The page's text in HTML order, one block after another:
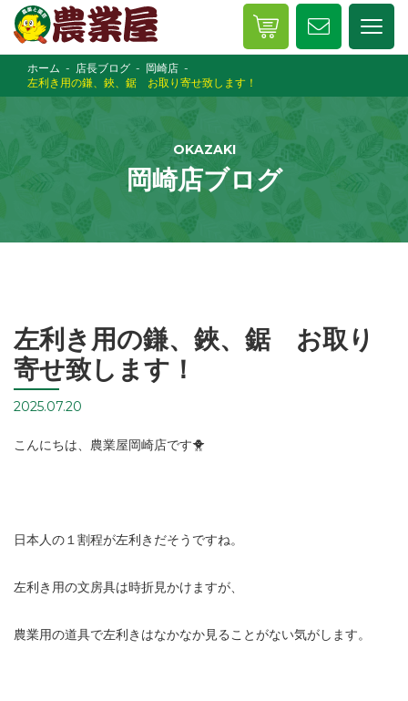
ホーム 店長ブログ
岡崎店
左利き用の鎌、鋏、鋸 お取り寄せ致します！
OKAZAKI
岡崎店ブログ
左利き用の鎌、鋏、鋸 お取り
寄せ致します！
2025.07.20
こんにちは、農業屋岡崎店です🐥
日本人の１割程が左利きだそうですね。
左利き用の文房具は時折見かけますが、
農業用の道具で左利きはなかなか見ることがない気がします。